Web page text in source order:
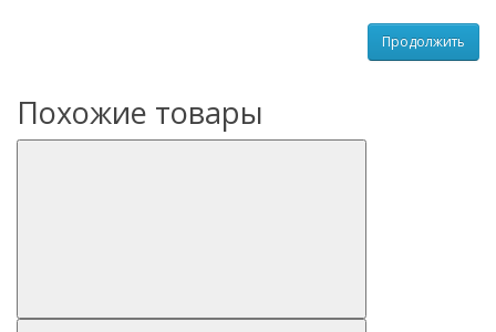
Продолжить
Похожие товары